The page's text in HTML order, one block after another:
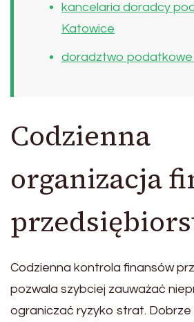
kancelaria doradcy
Katowice
doradztwo podatkowe
Codzienna
organizacja
Codzienna kontrola finansów
pozwala szybciej zauważać
ograniczać ryzyko strat.